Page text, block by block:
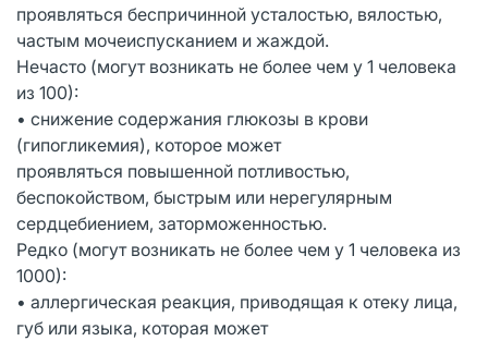
проявляться беспричинной усталостью, вялостью,
частым мочеиспусканием и жаждой.
Нечасто (могут возникать не более чем у 1 человека
из 100):
• снижение содержания глюкозы в крови
(гипогликемия), которое может
проявляться повышенной потливостью,
беспокойством, быстрым или нерегулярным
сердцебиением, заторможенностью.
Редко (могут возникать не более чем у 1 человека из
1000):
• аллергическая реакция, приводящая к отеку лица,
губ или языка, которая может